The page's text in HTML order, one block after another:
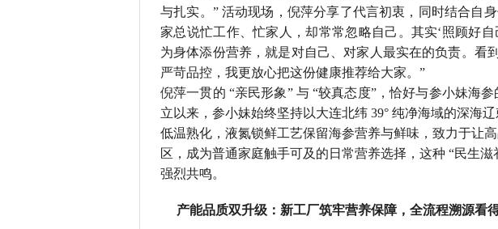
与扎实。” 活动现场，倪萍分享了代言初衷，同时结合自
家总说忙工作、忙家人，却常常忽略自己。其实‘照顾好自
为身体添份营养，就是对自己、对家人最实在的负责。看
严苛品控，我更放心把这份健康推荐给大家。”
倪萍一贯的 “亲民形象” 与 “较真态度”，恰好与参小妹海
立以来，参小妹始终坚持以大连北纬 39° 纯净海域的深海
低温熟化，液氮锁鲜工艺保留海参营养与鲜味，致力于让
区，成为普通家庭触手可及的日常营养选择，这种 “民生
强烈共鸣。
产能品质双升级：新工厂筑牢营养保障，全流程溯源看